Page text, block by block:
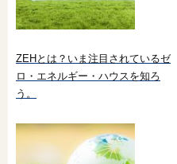
ZEHとは？いま注目されているゼ
ロ・エネルギー・ハウスを知ろ
う。